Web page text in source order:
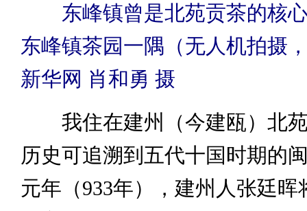
东峰镇曾是北苑贡茶的核心
东峰镇茶园一隅（无人机拍摄
新华网 肖和勇 摄
我住在建州（今建瓯）北苑
历史可追溯到五代十国时期的
元年（933年），建州人张廷晖